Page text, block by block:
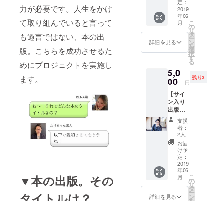
力が必要です。人生をかけ
て取り組んでいると言って
も過言ではない、本の出
版。こちらを成功させるた
めにプロジェクトを実施し
ます。
▼本の出版。その
立、英会話
スクールで
の月商も5倍
にした。
でも、自身
が企画し講
師を務める
「WordPres
sブログ集客
セミナー」
を累計8回開
催、毎回満
員御礼の延
べ221名が参
加。自身が
運営するブ
に著者
のサイ
ンが
入った
本1冊
・堤本
人が著
説をし
ている
オリジ
ナル動
画が閲
覧でき
るURL
を送付
しま
す。効
果的な
著書の
読み
方、本
に書き
きれな
かった
定：
2019
年06
月
詳細を見る
こ
の
リ
タ
ー
ン
を
選
択
す
る
5,0
00 円
残り3
【サイ
ン入り
出版本2
冊＋直
筆お礼
のメッ
セー
ジ】 出
版後に
著者の
サイン
とお礼
のメッ
セージ
支援
者：
2人
お届
け予
定：
2019
年06
月
詳細を見る
こ
の
リ
タ
ー
ン